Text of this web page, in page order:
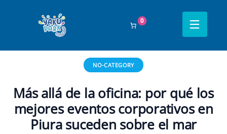
0
Blog›no-category
Más allá de la oficina: por qué los mejores
eventos corporativos en Piura suceden sobre el mar
NO-CATEGORY
Más allá de la oficina: por qué los
mejores eventos corporativos en
Piura suceden sobre el mar